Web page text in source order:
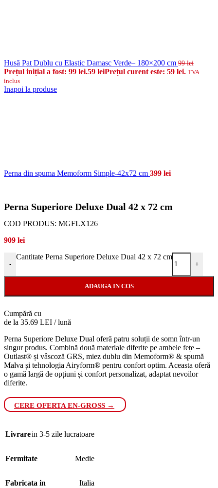
Husă Pat Dublu cu Elastic Damasc Verde– 180×200 cm 99lei
Prețul inițial a fost: 99 lei.59 leiPrețul curent este: 59 lei. TVA
inclus
Inapoi la produse
Perna din spuma Memoform Simple-42x72 cm 399 lei
Perna Superiore Deluxe Dual 42 x 72 cm
COD PRODUS: MGFLX126
909 lei
-
Cantitate Perna Superiore Deluxe Dual 42 x 72 cm
+
ADAUGA IN COS
Cumpără cu
de la 35.69 LEI / lună
Perna Superiore Deluxe Dual oferă patru soluții de somn într-un
singur produs. Combină două materiale diferite pe ambele fețe –
Outlast® și vâscoză GRS, miez dublu din Memoform® & spumă
Malva și tehnologia Airyform® pentru confort optim. Aceasta oferă
o gamă largă de opțiuni și confort personalizat, adaptat nevoilor
diferite.
CERE OFERTA EN-GROSS →
Livrarein 3-5 zile lucratoare
Fermitate Medie
Fabricata in Italia